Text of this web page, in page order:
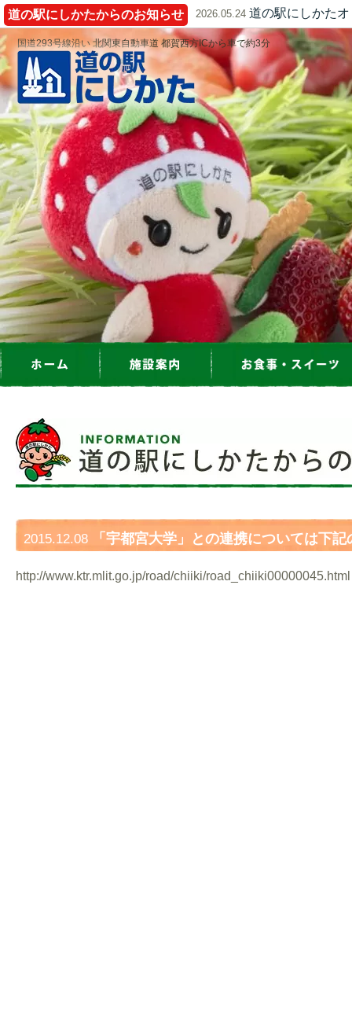
道の駅にしかたからのお知らせ 2026.05.24 道の駅にしかた
国道293号線沿い 北関東自動車道 都賀西方ICから車で約3分
2015.12.08
「宇都宮大学」との連携については下
http://www.ktr.mlit.go.jp/road/chiiki/road_chiiki00000045.html